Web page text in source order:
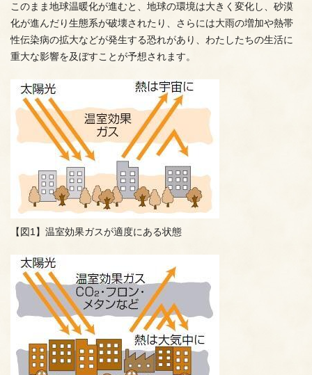
このまま地球温暖化が進むと、地球の環境は大きく変化し、砂漠
化が進んだり生態系が破壊されたり、さらには大雨の増加や熱帯
性伝染病の拡大などが発生する恐れがあり、わたしたちの生活に
重大な影響を及ぼすことが予想されます。
【図1】温室効果ガスが適度にある状態